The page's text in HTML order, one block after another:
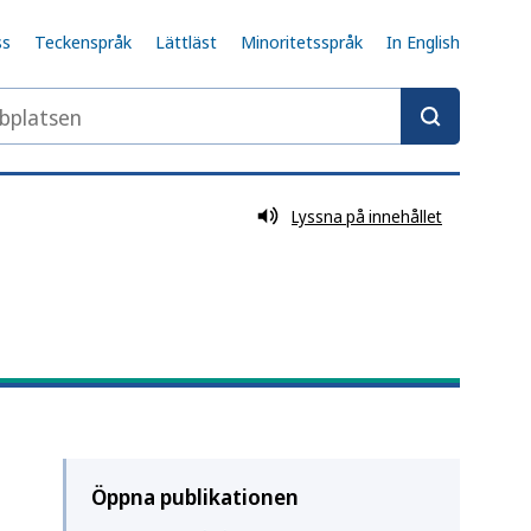
Teckenspråk Lättläst Minoritetsspråk In English
Lyssna på innehållet
Öppna publikationen